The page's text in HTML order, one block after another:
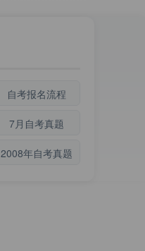
自考报名流程
7月自考真题
2008年自考真题